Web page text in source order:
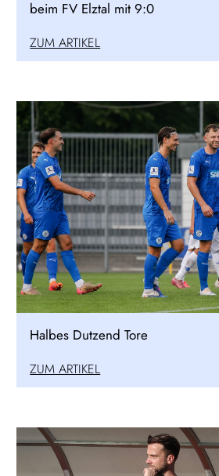
beim FV Elztal mit 9:0
ZUM ARTIKEL
Halbes Dutzend Tore
ZUM ARTIKEL